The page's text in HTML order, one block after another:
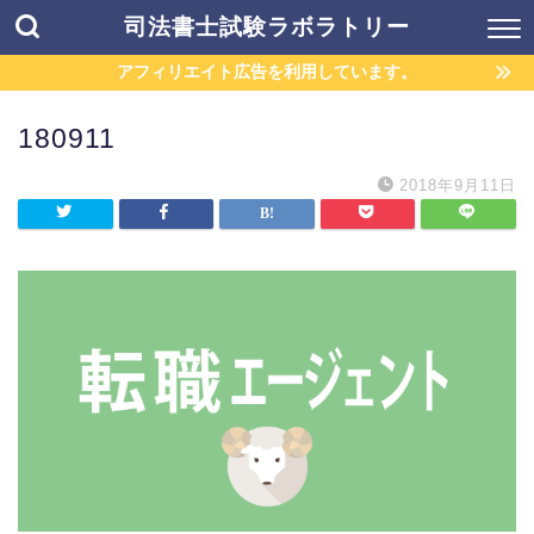
司法書士試験ラボラトリー
アフィリエイト広告を利用しています。
180911
2018年9月11日